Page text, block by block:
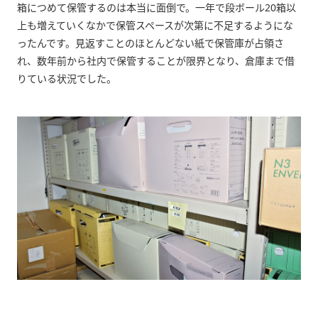
箱につめて保管するのは本当に面倒で。一年で段ボール20箱以
上も増えていくなかで保管スペースが次第に不足するようにな
ったんです。見返すことのほとんどない紙で保管庫が占領さ
れ、数年前から社内で保管することが限界となり、倉庫まで借
りている状況でした。